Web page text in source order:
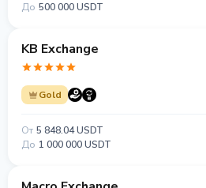
До 500 000 USDT
KB Exchange
Gold
От 5 848.04 USDT
До 1 000 000 USDT